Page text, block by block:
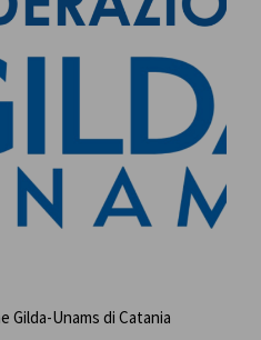
Gilda-Unams di Catania